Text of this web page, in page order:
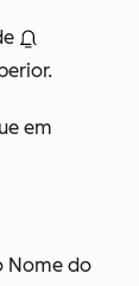
em
Nome do